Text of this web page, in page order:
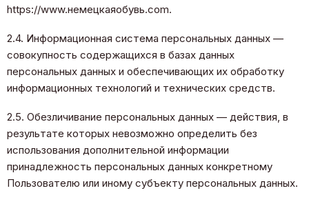
https://www.немецкаяобувь.com.
2.4. Информационная система персональных данных —
совокупность содержащихся в базах данных
персональных данных и обеспечивающих их обработку
информационных технологий и технических средств.
2.5. Обезличивание персональных данных — действия, в
результате которых невозможно определить без
использования дополнительной информации
принадлежность персональных данных конкретному
Пользователю или иному субъекту персональных данных.